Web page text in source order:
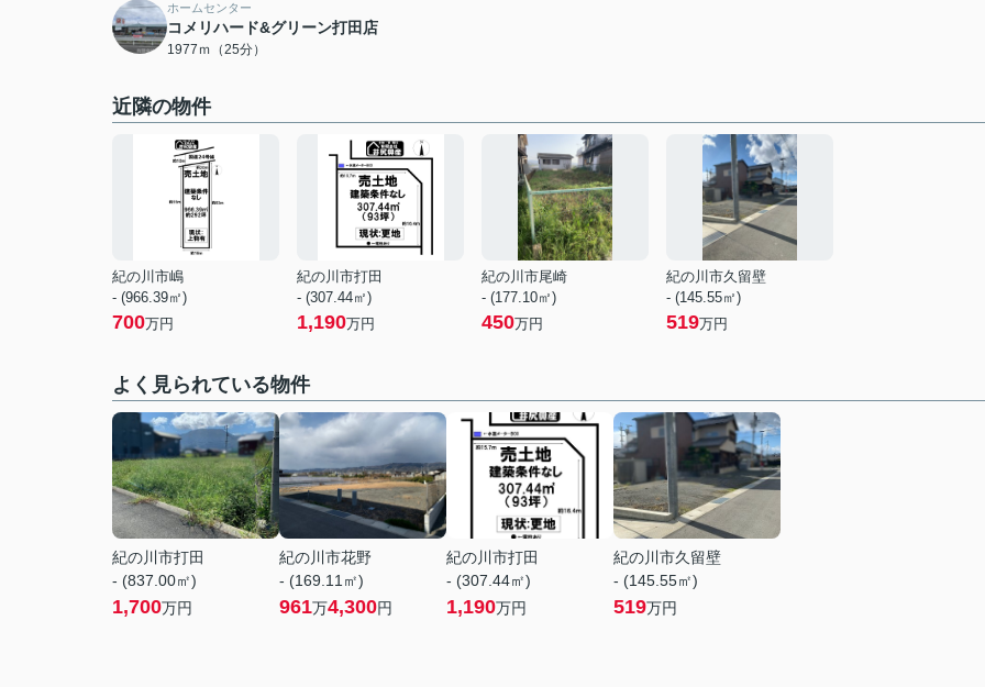
ホームセンター
コメリハード&グリーン打田店
1977ｍ（25分）
近隣の物件
紀の川市嶋
- (966.39㎡)
700万円
紀の川市打田
- (307.44㎡)
1,190万円
紀の川市尾崎
- (177.10㎡)
450万円
紀の川市久留壁
- (145.55㎡)
519万円
よく見られている物件
紀の川市打田
- (837.00㎡)
1,700万円
紀の川市花野
- (169.11㎡)
961万4,300円
紀の川市打田
- (307.44㎡)
1,190万円
紀の川市久留壁
- (145.55㎡)
519万円